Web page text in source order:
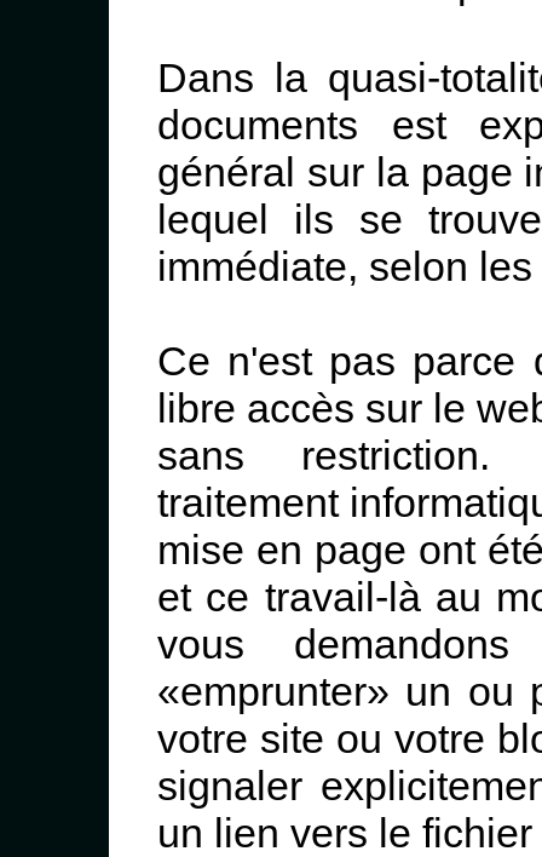
Dans la quasi-
documents est
général sur la page
lequel ils se
immédiate, selon
Ce n'est pas parce
libre accès sur le
sans restriction.
traitement
mise en page ont
et ce travail-là au
vous
«emprunter» un ou
votre site ou votre
signaler
un lien vers le